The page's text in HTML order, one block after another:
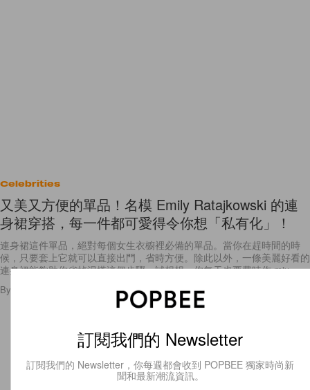
Celebrities
又美又方便的單品！名模 Emily Ratajkowski 的連
身裙穿搭，每一件都可愛得令你想「私有化」！
連身裙這件單品，絕對每個女生衣櫥裡必備的單品。當你在趕時間的時
候，只要套上它就可以直接出門，省時方便。除此以外，一條美麗好看的
連身裙能夠助你省掉混搭這個步驟，試想想，你每天也要費時作 mix
By
訂閱我們的 Newsletter
訂閱我們的 Newsletter，你每週都會收到 POPBEE 獨家時尚新
聞和最新潮流資訊。